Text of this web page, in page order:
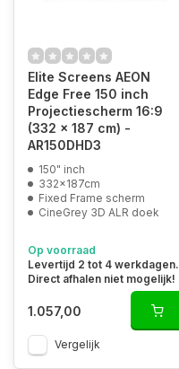
Elite Screens AEON
Edge Free 150 inch
Projectiescherm 16:9
(332 x 187 cm) -
AR150DHD3
150" inch
332x187cm
Fixed Frame scherm
CineGrey 3D ALR doek
Op voorraad
Levertijd 2 tot 4 werkdagen.
Direct afhalen niet mogelijk!
1.057,00
Vergelijk